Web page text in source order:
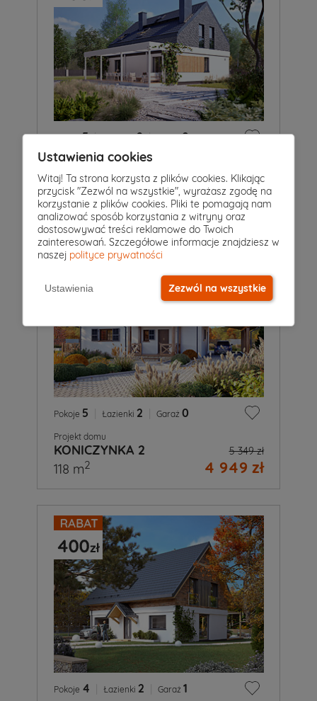
Pokoje5 | Łazienki2 | Garaż0
Projekt domu
RUFUS 5 849 zł
5 449 zł
129 m2
Pokoje 5 Łazienki 2 Garaż 0
Projekt domu
KONICZYNKA 2 5 349 zł
4 949 zł
118 m2
Pokoje 4 Łazienki 2 Garaż 1
Ustawienia cookies
Witaj! Ta strona korzysta z plików cookies. Klikając
przycisk "Zezwól na wszystkie", wyrażasz zgodę na
korzystanie z plików cookies. Pliki te pomagają nam
analizować sposób korzystania z witryny oraz
dostosowywać treści reklamowe do Twoich
zainteresowań. Szczegółowe informacje znajdziesz w
naszej polityce prywatności
Ustawienia Zezwól na wszystkie